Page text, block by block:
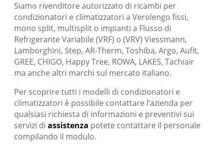
Siamo rivenditore autorizzato di ricambi per
condizionatori e climatizzatori a Verolengo fissi,
mono split, multisplit o impianti a Flusso di
Refrigerante Variabile (VRF) o (VRV) Viessmann,
Lamborghini, Step, AR-Therm, Toshiba, Argo, Aufit,
GREE, CHIGO, Happy Tree, ROWA, LAKES, Tachiair
ma anche altri marchi sul mercato italiano.
Per scoprire tutti i modelli di condizionatori e
climatizzatori è possibile contattare l’azienda per
qualsiasi richiesta di informazioni e preventivi sui
servizi diassistenza potete contattare il personale
compilando il modulo.